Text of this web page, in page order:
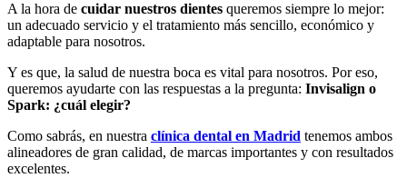
A la hora de cuidar nuestros dientes queremos siempre lo mejor:
un adecuado servicio y el tratamiento más sencillo, económico y
adaptable para nosotros.
Y es que, la salud de nuestra boca es vital para nosotros. Por eso,
queremos ayudarte con las respuestas a la pregunta: Invisalign o
Spark: ¿cuál elegir?
Como sabrás, en nuestra clínica dental en Madrid tenemos ambos
alineadores de gran calidad, de marcas importantes y con resultados
excelentes.